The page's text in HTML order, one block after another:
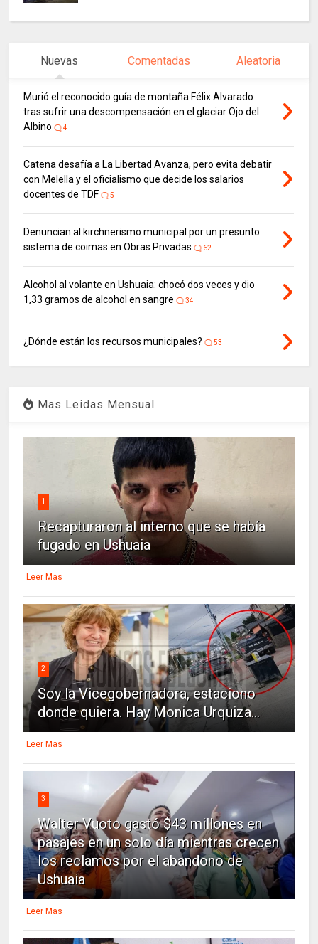
Nuevas Comentadas Aleatoria
Murió el reconocido guía de montaña Félix Alvarado
tras sufrir una descompensación en el glaciar Ojo del
Albino
4
Catena desafía a La Libertad Avanza, pero evita debatir
con Melella y el oficialismo que decide los salarios
docentes de TDF
5
Denuncian al kirchnerismo municipal por un presunto
sistema de coimas en Obras Privadas
62
Alcohol al volante en Ushuaia: chocó dos veces y dio
1,33 gramos de alcohol en sangre
34
¿Dónde están los recursos municipales? 53
Mas Leidas Mensual
1
Recapturaron al interno que se había
fugado en Ushuaia
Leer Mas
2
Soy la Vicegobernadora, estaciono
donde quiera. Hay Monica Urquiza...
Leer Mas
3
Walter Vuoto gastó $43 millones en
pasajes en un solo día mientras crecen
los reclamos por el abandono de
Ushuaia
Leer Mas